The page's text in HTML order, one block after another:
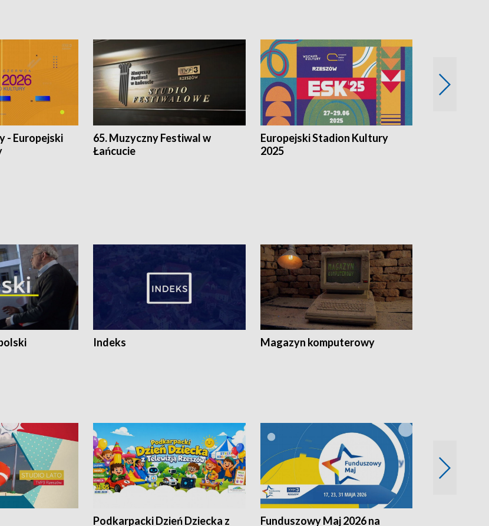
- Europejski
65. Muzyczny Festiwal w
Łańcucie
Europejski Stadion Kultury
2025
Indeks Magazyn komputerowy
Podkarpacki Dzień Dziecka z Funduszowy Maj 2026 na